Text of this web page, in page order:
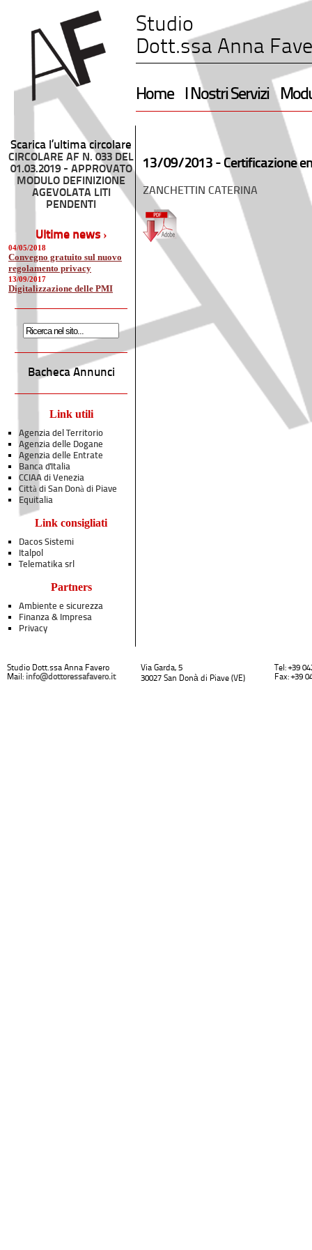
Studio
Dott.ssa Anna
Home I Nostri Servizi
Scarica l’ultima circolare
CIRCOLARE AF N. 033 DEL
01.03.2019 - APPROVATO
MODULO DEFINIZIONE
AGEVOLATA LITI
PENDENTI
Ultime news ›
04/05/2018
Convegno gratuito sul nuovo
regolamento privacy
13/09/2017
Digitalizzazione delle PMI
Bacheca Annunci
Link utili
Agenzia del Territorio
Agenzia delle Dogane
Agenzia delle Entrate
Banca d'Italia
CCIAA di Venezia
Città di San Donà di Piave
Equitalia
Link consigliati
Dacos Sistemi
Italpol
Telematika srl
Partners
Ambiente e sicurezza
Finanza & Impresa
Privacy
13/09/2013 - Certificazione
ZANCHETTIN CATERINA
Studio Dott.ssa Anna Favero
Mail: info@dottoressafavero.it
Via Garda, 5
30027 San Donà di Piave (VE)
Tel: +39
Fax: +39